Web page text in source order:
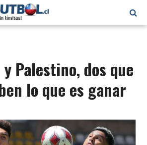
Palestino, dos que
lo que es ganar